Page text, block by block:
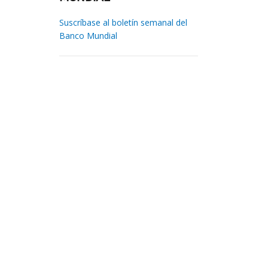
Suscríbase al boletín semanal del
Banco Mundial